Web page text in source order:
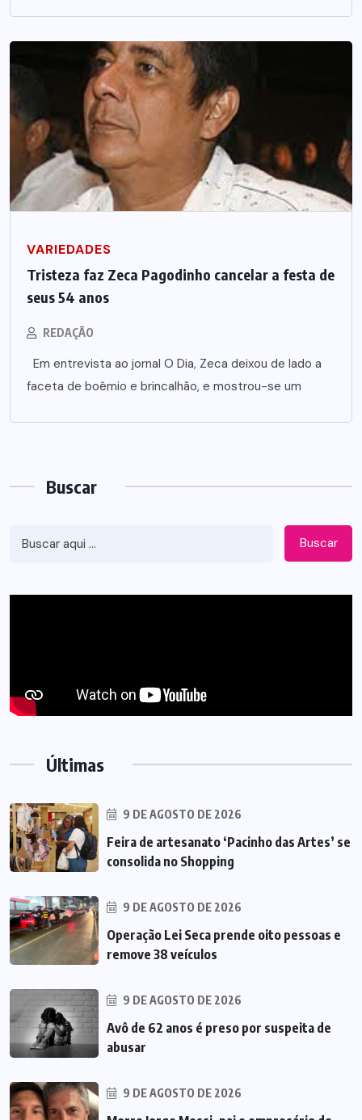
VARIEDADES
Tristeza faz Zeca Pagodinho cancelar a festa de
seus 54 anos
REDAÇÃO
Em entrevista ao jornal O Dia, Zeca deixou de lado a
faceta de boêmio e brincalhão, e mostrou-se um
Buscar
Buscar
Últimas
9 DE AGOSTO DE 2026
Feira de artesanato ‘Pacinho das Artes’ se
consolida no Shopping
9 DE AGOSTO DE 2026
Operação Lei Seca prende oito pessoas e
remove 38 veículos
9 DE AGOSTO DE 2026
Avô de 62 anos é preso por suspeita de
abusar
9 DE AGOSTO DE 2026